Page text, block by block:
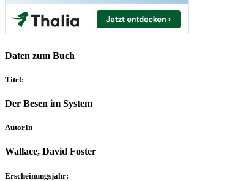
Daten zum Buch
Titel:
Der Besen im System
AutorIn
Wallace, David Foster
Erscheinungsjahr: